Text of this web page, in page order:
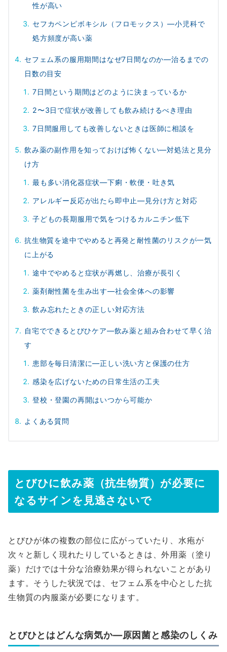
性が高い
セフカペンピボキシル（フロモックス）—小児科で
処方頻度が高い薬
セフェム系の服用期間はなぜ7日間なのか—治るまでの
日数の目安
7日間という期間はどのように決まっているか
2〜3日で症状が改善しても飲み続けるべき理由
7日間服用しても改善しないときは医師に相談を
飲み薬の副作用を知っておけば怖くない—対処法と見分
け方
最も多い消化器症状—下痢・軟便・吐き気
アレルギー反応が出たら即中止—見分け方と対応
子どもの長期服用で気をつけるカルニチン低下
抗生物質を途中でやめると再発と耐性菌のリスクが一気
に上がる
途中でやめると症状が再燃し、治療が長引く
薬剤耐性菌を生み出す—社会全体への影響
飲み忘れたときの正しい対応方法
自宅でできるとびひケア—飲み薬と組み合わせて早く治
す
患部を毎日清潔に—正しい洗い方と保護の仕方
感染を広げないための日常生活の工夫
登校・登園の再開はいつから可能か
よくある質問
とびひに飲み薬（抗生物質）が必要に
なるサインを見逃さないで
とびひが体の複数の部位に広がっていたり、水疱が
次々と新しく現れたりしているときは、外用薬（塗り
薬）だけでは十分な治療効果が得られないことがあり
ます。そうした状況では、セフェム系を中心とした抗
生物質の内服薬が必要になります。
とびひとはどんな病気か—原因菌と感染のしくみ